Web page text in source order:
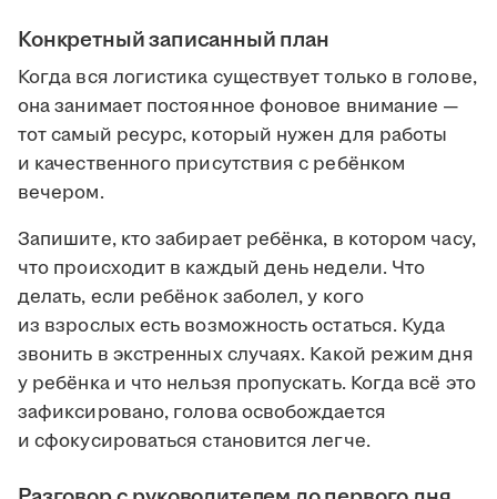
Конкретный записанный план
Когда вся логистика существует только в голове,
она занимает постоянное фоновое внимание —
тот самый ресурс, который нужен для работы
и качественного присутствия с ребёнком
вечером.
Запишите, кто забирает ребёнка, в котором часу,
что происходит в каждый день недели. Что
делать, если ребёнок заболел, у кого
из взрослых есть возможность остаться. Куда
звонить в экстренных случаях. Какой режим дня
у ребёнка и что нельзя пропускать. Когда всё это
зафиксировано, голова освобождается
и сфокусироваться становится легче.